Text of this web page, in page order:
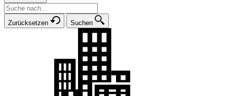
Zurücksetzen Suchen